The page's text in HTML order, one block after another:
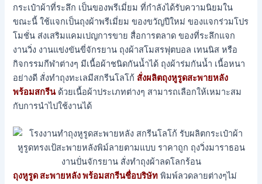
กระเป๋าผ้าที่ระลึก เป็นของพรีเมี่ยม ที่กำลังได้รับความนิยมใน
ขณะนี้ ใช้แจกเป็นถุงผ้าพรีเมี่ยม ของขวัญปีใหม่ ของแจกร่วมโปร
โมชั่น ส่งเสริมแคมเปญการขาย สื่อการตลาด ของที่ระลึกแจก
งานวิ่ง งานแข่งขันขี่จักรยาน ถุงผ้าสโมสรฟุตบอล เทนนิส หรือ
กิจกรรมกีฬาต่างๆ มีเนื้อผ้าชนิดกันน้ำได้ ถุงผ้าร่มกันน้ำ เนื้อหนา
อย่างดี สั่งทำถุงทะเลมีสกรีนโลโก้ สั่งผลิตถุงหูรูดสะพายหลัง
พร้อมสกรีนด้วยเนื้อผ้าประเภทต่างๆ สามารถเลือกให้เหมาะสม
กับการนำไปใช้งานได้
ถุงหูรูด สะพายหลัง พร้อมสกรีนชื่อบริษัท พิมพ์ลวดลายต่างๆไม่